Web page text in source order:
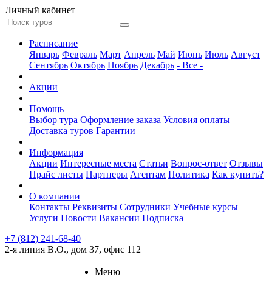
Личный кабинет
Расписание
Январь Февраль Март Апрель Май Июнь Июль Август
Сентябрь Октябрь Ноябрь Декабрь - Все -
Акции
Помощь
Выбор тура Оформление заказа Условия оплаты
Доставка туров Гарантии
Информация
Акции Интересные места Статьи Вопрос-ответ Отзывы
Прайс листы Партнеры Агентам Политика Как купить?
О компании
Контакты Реквизиты Сотрудники Учебные курсы
Услуги Новости Вакансии Подписка
+7 (812) 241-68-40
2-я линия В.О., дом 37, офис 112
Меню